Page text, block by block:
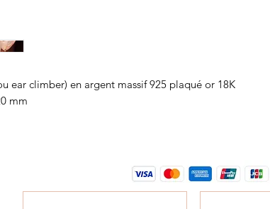
ear climber) en argent massif 925 plaqué or 18K
mm